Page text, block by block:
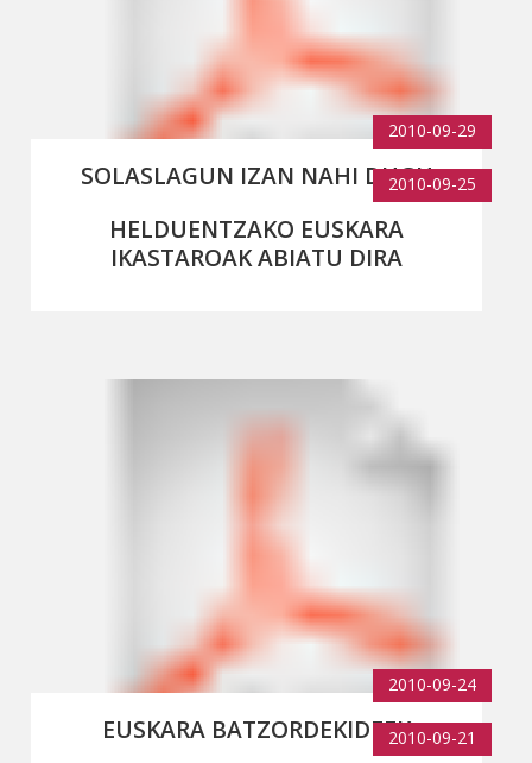
2010-09-29
SOLASLAGUN IZAN NAHI DUGU2010-09-25
HELDUENTZAKO EUSKARA
IKASTAROAK ABIATU DIRA
2010-09-24
EUSKARA BATZORDEKIDEEK2010-09-21